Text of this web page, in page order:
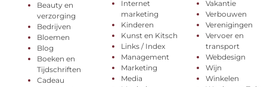
Beauty en
verzorging
Bedrijven
Bloemen
Blog
Boeken en
Tijdschriften
Cadeau
Internet
marketing
Kinderen
Kunst en Kitsch
Links / Index
Management
Marketing
Media
Vakantie
Verbouwen
Verenigingen
Vervoer en
transport
Webdesign
Wijn
Winkelen